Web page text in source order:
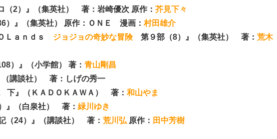
（2）』（集英社） 著：岩崎優次 原作： 芥見下々
）』（集英社） 原作：ＯＮＥ 漫画：村田雄介
Ｌａｎｄｓ ジョジョの奇妙な冒険第９部（8）』（集英社） 著： 荒木
）』（小学館） 著： 青山剛昌
（講談社） 著：しげの秀一
下』（ＫＡＤＯＫＡＷＡ） 著： 和山やま
』（白泉社） 著： 緑川ゆき
（24）』（講談社） 著： 荒川弘 原作： 田中芳樹